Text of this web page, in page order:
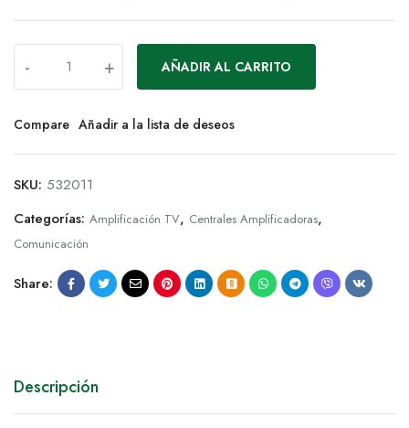
- + AÑADIR AL CARRITO
Compare Añadir a la lista de deseos
SKU: 532011
Categorías: Amplificación TV, Centrales Amplificadoras,
Comunicación
Share:
Descripción